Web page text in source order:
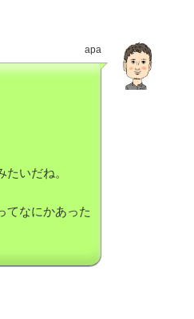
apa
いだね。
てなにかあった